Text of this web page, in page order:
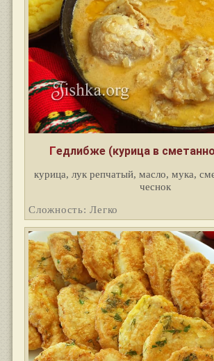
Гедлибже (курица в
курица, лук репчатый, масло, мука,
чеснок
Сложность: Легко